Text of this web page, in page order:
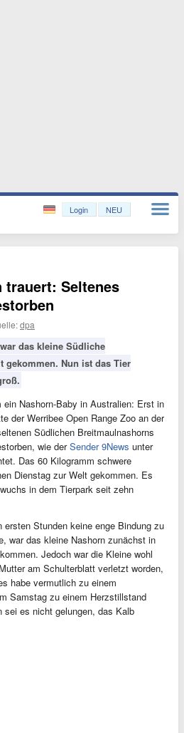
Login NEU
Seltenes
dpa
das kleine Südliche
gekommen. Nun ist das Tier
ein Nashorn-Baby in Australien: Erst in
der Werribee Open Range Zoo an der
Südlichen Breitmaulnashorns
wie derSender 9News unter
Das 60 Kilogramm schwere
Dienstag zur Welt gekommen. Es
in dem Tierpark seit zehn
Stunden keine enge Bindung zu
war das kleine Nashorn zunächst in
Jedoch war die Kleine wohl
am Schulterblatt verletzt worden,
habe vermutlich zu einem
Samstag zu einem Herzstillstand
sei es nicht gelungen, das Kalb